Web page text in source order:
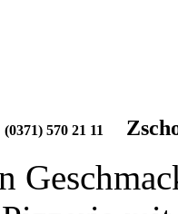
(0371) 570 21 11